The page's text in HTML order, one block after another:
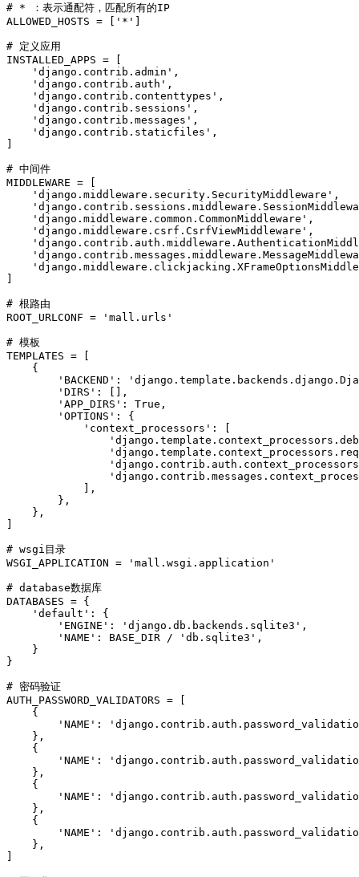
# * ：表示通配符，匹配所有的IP
ALLOWED_HOSTS = ['*']
# 定义应用
INSTALLED_APPS = [
    'django.contrib.admin',
    'django.contrib.auth',
    'django.contrib.contenttypes',
    'django.contrib.sessions',
    'django.contrib.messages',
    'django.contrib.staticfiles',
# 中间件
MIDDLEWARE = [
    'django.middleware.security.SecurityMiddleware',
    'django.middleware.common.CommonMiddleware',
    'django.middleware.csrf.CsrfViewMiddleware',
# 根路由
ROOT_URLCONF = 'mall.urls'
# 模板
TEMPLATES = [
    {
'BACKEND':
        'DIRS': [],
        'APP_DIRS': True,
        'OPTIONS': {
            'context_processors': [
            ],
        },
    },
# wsgi目录
WSGI_APPLICATION = 'mall.wsgi.application'
# database数据库
DATABASES = {
    'default': {
        'ENGINE': 'django.db.backends.sqlite3',
        'NAME': BASE_DIR / 'db.sqlite3',
    }
}
# 密码验证
AUTH_PASSWORD_VALIDATORS = [
    {
'NAME':
    },
    {
'NAME':
    },
    {
'NAME':
    },
    {
'NAME':
    },